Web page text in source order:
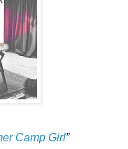
Camp Girl”